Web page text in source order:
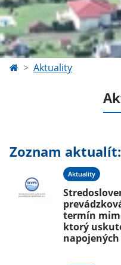
Aktuality
Zoznam aktualít:
Aktuality
termín
ktorý